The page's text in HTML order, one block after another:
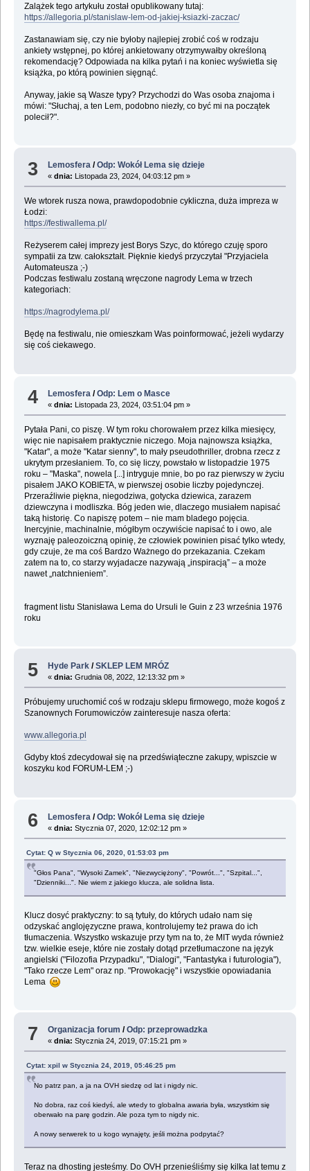
Zalążek tego artykułu został opublikowany tutaj:
https://allegoria.pl/stanislaw-lem-od-jakiej-ksiazki-zaczac/
Zastanawiam się, czy nie byłoby najlepiej zrobić coś w rodzaju
ankiety wstępnej, po której ankietowany otrzymywałby określoną
rekomendację? Odpowiada na kilka pytań i na koniec wyświetla się
książka, po którą powinien sięgnąć.
Anyway, jakie są Wasze typy? Przychodzi do Was osoba znajoma i
mówi: "Słuchaj, a ten Lem, podobno niezły, co być mi na początek
polecił?".
3 Lemosfera /Odp: Wokół Lema się dzieje
«dnia: Listopada 23, 2024, 04:03:12 pm »
We wtorek rusza nowa, prawdopodobnie cykliczna, duża impreza w
Łodzi:
https://festiwallema.pl/
Reżyserem całej imprezy jest Borys Szyc, do którego czuję sporo
sympatii za tzw. całokształt. Pięknie kiedyś przyczytał "Przyjaciela
Automateusza ;-)
Podczas festiwalu zostaną wręczone nagrody Lema w trzech
kategoriach:
https://nagrodylema.pl/
Będę na festiwalu, nie omieszkam Was poinformować, jeżeli wydarzy
się coś ciekawego.
4 Lemosfera /Odp: Lem o Masce
«dnia: Listopada 23, 2024, 03:51:04 pm »
Pytała Pani, co piszę. W tym roku chorowałem przez kilka miesięcy,
więc nie napisałem praktycznie niczego. Moja najnowsza książka,
"Katar", a może "Katar sienny", to mały pseudothriller, drobna rzecz z
ukrytym przesłaniem. To, co się liczy, powstało w listopadzie 1975
roku – "Maska", nowela [...] intryguje mnie, bo po raz pierwszy w życiu
pisałem JAKO KOBIETA, w pierwszej osobie liczby pojedynczej.
Przeraźliwie piękna, niegodziwa, gotycka dziewica, zarazem
dziewczyna i modliszka. Bóg jeden wie, dlaczego musiałem napisać
taką historię. Co napiszę potem – nie mam bladego pojęcia.
Inercyjnie, machinalnie, mógłbym oczywiście napisać to i owo, ale
wyznaję paleozoiczną opinię, że człowiek powinien pisać tylko wtedy,
gdy czuje, że ma coś Bardzo Ważnego do przekazania. Czekam
zatem na to, co starzy wyjadacze nazywają „inspiracją” – a może
nawet „natchnieniem”.
fragment listu Stanisława Lema do Ursuli le Guin z 23 września 1976
roku
5 Hyde Park /SKLEP LEM MRÓZ
«dnia: Grudnia 08, 2022, 12:13:32 pm »
Próbujemy uruchomić coś w rodzaju sklepu firmowego, może kogoś z
Szanownych Forumowiczów zainteresuje nasza oferta:
www.allegoria.pl
Gdyby ktoś zdecydował się na przedświąteczne zakupy, wpiszcie w
koszyku kod FORUM-LEM ;-)
6 Lemosfera /Odp: Wokół Lema się dzieje
«dnia: Stycznia 07, 2020, 12:02:12 pm »
Cytat: Q w Stycznia 06, 2020, 01:53:03 pm
"Głos Pana", "Wysoki Zamek", "Niezwyciężony", "Powrót...", "Szpital...",
"Dzienniki...". Nie wiem z jakiego klucza, ale solidna lista.
Klucz dosyć praktyczny: to są tytuły, do których udało nam się
odzyskać anglojęzyczne prawa, kontrolujemy też prawa do ich
tłumaczenia. Wszystko wskazuje przy tym na to, że MIT wyda również
tzw. wielkie eseje, które nie zostały dotąd przetłumaczone na język
angielski ("Filozofia Przypadku", "Dialogi", "Fantastyka i futurologia"),
"Tako rzecze Lem" oraz np. "Prowokację" i wszystkie opowiadania
Lema
7 Organizacja forum /Odp: przeprowadzka
«dnia: Stycznia 24, 2019, 07:15:21 pm »
Cytat: xpil w Stycznia 24, 2019, 05:46:25 pm
No patrz pan, a ja na OVH siedzę od lat i nigdy nic.
No dobra, raz coś kiedyś, ale wtedy to globalna awaria była, wszystkim się
oberwało na parę godzin. Ale poza tym to nigdy nic.
A nowy serwerek to u kogo wynajęty, jeśli można podpytać?
Teraz na dhosting jesteśmy. Do OVH przenieśliśmy się kilka lat temu z